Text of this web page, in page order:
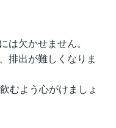
欠かせません。
排出が難しくなりま
むよう心がけましょ